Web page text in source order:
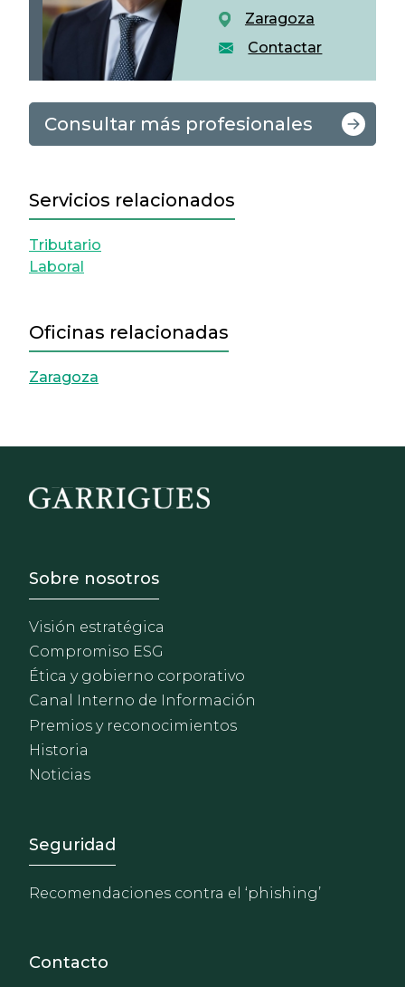
Zaragoza
Contactar
Consultar más profesionales
Servicios relacionados
Tributario
Laboral
Oficinas relacionadas
Zaragoza
Footer - Sobre Nosotros
Sobre nosotros
Visión estratégica
Compromiso ESG
Ética y gobierno corporativo
Canal Interno de Información
Premios y reconocimientos
Historia
Noticias
Footer - Extranet y
Seguridad
Recomendaciones contra el ‘phishing’
Contacto